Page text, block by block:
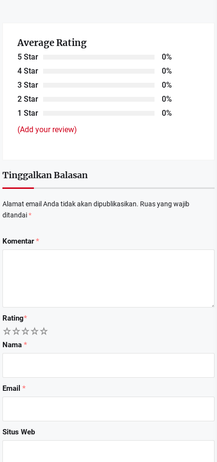
Average Rating
5 Star
0%
4 Star
0%
3 Star
0%
2 Star
0%
1 Star
0%
(Add your review)
Tinggalkan Balasan
Alamat email Anda tidak akan dipublikasikan. Ruas yang wajib
ditandai*
Komentar*
Rating*
5
4
3
2
Nama *
Email *
Situs Web